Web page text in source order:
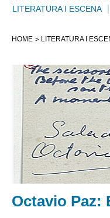
LITERATURA I ESCENA
HOME LITERATURA I
Octavio Paz: